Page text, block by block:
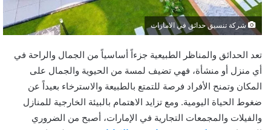
شركة تنسيق حدائق في الامارات
تعد الحدائق والمناظر الطبيعية جزءاً أساسياً من الجمال والراحة في
أي منزل أو منشأة، فهي تضيف لمسة من الحيوية والجمال على
المكان وتمنح الأفراد فرصة للتمتع بالطبيعة والاسترخاء بعيداً عن
ضغوط الحياة اليومية. ومع تزايد الاهتمام بالبيئة الخارجية للمنازل
والفيلات والمجمعات التجارية في الإمارات، أصبح من الضروري